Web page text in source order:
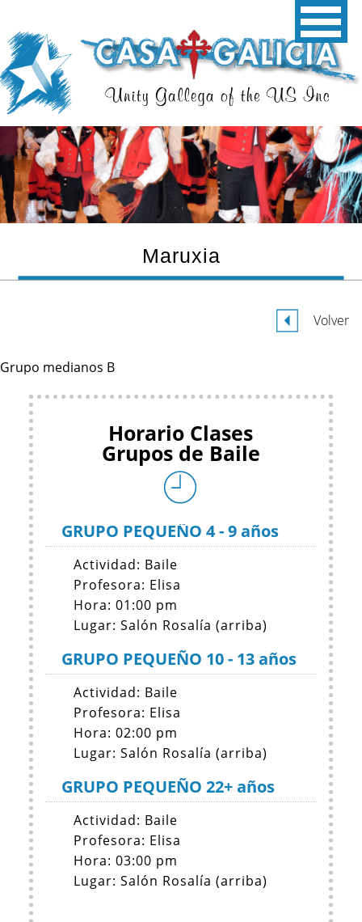
Maruxia
Volver
Grupo medianos B
Horario Clases
Grupos de Baile
GRUPO PEQUEÑO 4 - 9 años
Actividad: Baile
Profesora: Elisa
Hora: 01:00 pm
Lugar: Salón Rosalía (arriba)
GRUPO PEQUEÑO 10 - 13 años
Actividad: Baile
Profesora: Elisa
Hora: 02:00 pm
Lugar: Salón Rosalía (arriba)
GRUPO PEQUEÑO 22+ años
Actividad: Baile
Profesora: Elisa
Hora: 03:00 pm
Lugar: Salón Rosalía (arriba)